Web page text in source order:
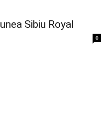
Sibiu Royal
0